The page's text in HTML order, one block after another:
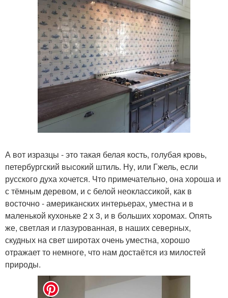
А вот изразцы - это такая белая кость, голубая кровь,
петербургский высокий штиль. Ну, или Гжель, если
русского духа хочется. Что примечательно, она хороша и
с тёмным деревом, и с белой неоклассикой, как в
восточно - американских интерьерах, уместна и в
маленькой кухоньке 2 х 3, и в больших хоромах. Опять
же, светлая и глазурованная, в наших северных,
скудных на свет широтах очень уместна, хорошо
отражает то немноге, что нам достаётся из милостей
природы.